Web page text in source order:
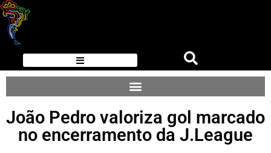
João Pedro valoriza gol marcado
no encerramento da J.League